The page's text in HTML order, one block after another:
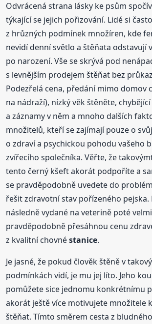
Odvrácená strana lásky ke psům
týkající se jejich pořizování. Lidé si
z hrůzných podmínek množíren, kde
nevidí denní světlo a štěňata odstavují
po narození. Vše se skrývá pod
s levnějším prodejem štěňat bez
Podezřelá cena, předání mimo domov
na nádraží), nízký věk štěněte,
a záznamy v něm a mnoho dalších
množitelů, kteří se zajímají pouze o
o zdraví a psychickou pohodu vašeho
zvířecího společníka. Věřte, že
tento černý kšeft akorát podpoříte a
se pravděpodobně uvedete do
řešit zdravotní stav pořízeného pejska.
následně vydané na veterině poté velmi
pravděpodobně přesáhnou cenu
z kvalitní chovnéstanice.
Je jasné, že pokud člověk štěně v
podmínkách vidí, je mu jej líto. Jeho
pomůžete sice jednomu konkrétnímu
akorát ještě více motivujete množitele
štěňat. Tímto směrem cesta z